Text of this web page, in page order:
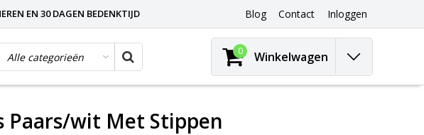
EN 30 DAGEN BEDENKTIJD Blog Contact Inloggen
0 Winkelwagen
Paars/wit Met Stippen